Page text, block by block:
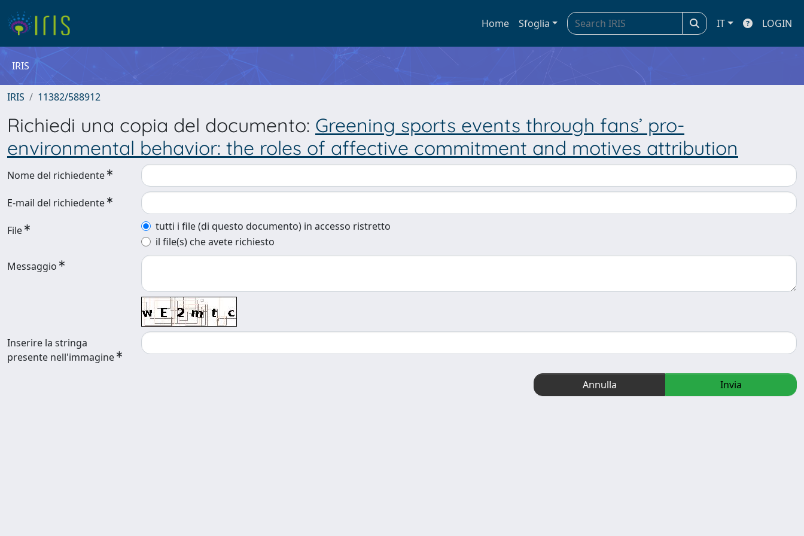
Home Sfoglia IT LOGIN
IRIS
IRIS 11382/588912
Richiedi una copia del documento: Greening sports events through fans’ pro-
environmental behavior: the roles of affective commitment and motives attribution
Nome del richiedente
E-mail del richiedente
File
tutti i file (di questo documento) in accesso ristretto
il file(s) che avete richiesto
Messaggio
Inserire la stringa
presente nell'immagine
Annulla Invia